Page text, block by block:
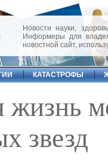
Новости науки,
Информеры для
новостной сайт,
КАТАСТРОФЫ
жизнь
звезд